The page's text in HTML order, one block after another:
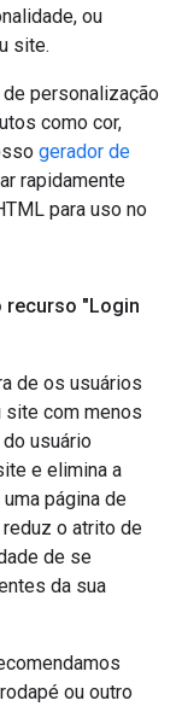
ou
site.
personalização
como cor,
gerador de
rapidamente
para uso no
recurso "Login
de os usuários
site com menos
usuário
e elimina a
página de
o atrito de
de se
da sua
ou outro